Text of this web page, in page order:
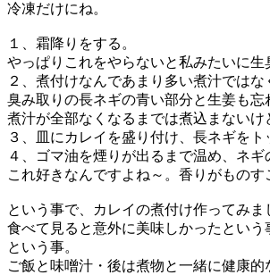
冷凍だけにね。
１、霜降りをする。
やっぱりこれをやらないと私みたいに生
２、煮付けなんであまり多い煮汁では
臭み取りの長ネギの青い部分と生姜も忘
煮汁が全部なくなるまでは煮込まないけ
３、皿にカレイを盛り付け、長ネギをト
４、ゴマ油を煙りが出るまで温め、ネギ
これ好きなんですよね～。香りがもの
という事で、カレイの煮付け作ってみま
食べて見ると意外に美味しかったという
という事。
ご飯と味噌汁・後は煮物と一緒に健康的